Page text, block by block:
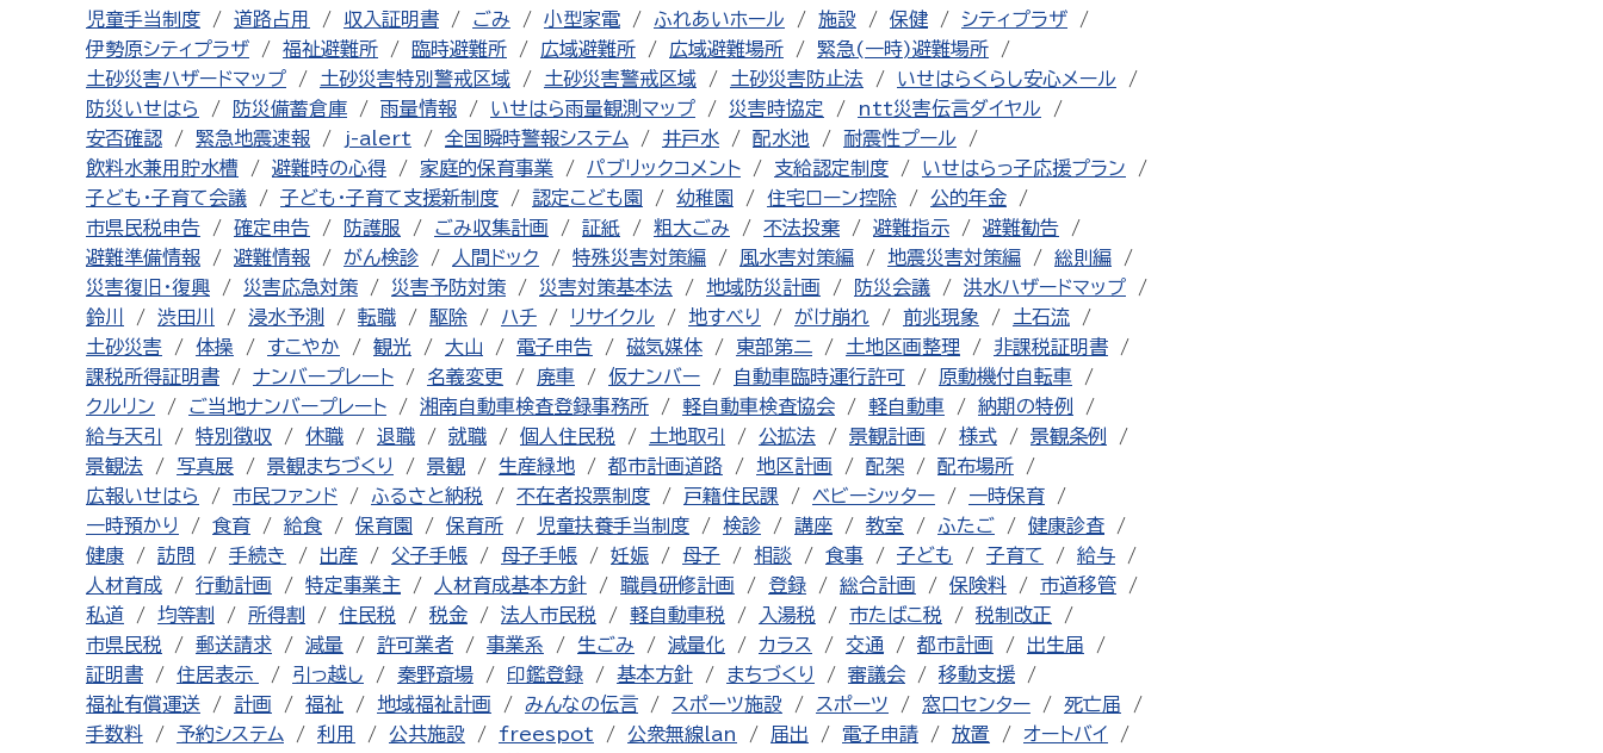
児童手当制度
道路占用 収入証明書 ごみ 小型家電 ふれあいホール 施設 保健
シティプラザ
伊勢原シティプラザ
福祉避難所 臨時避難所 広域避難所 広域避難場所
緊急(一時)避難場所
土砂災害ハザードマップ
土砂災害特別警戒区域 土砂災害警戒区域 土砂災害防止法
いせはらくらし安心メール
防災いせはら
防災備蓄倉庫 雨量情報 いせはら雨量観測マップ 災害時協定
ntt災害伝言ダイヤル
安否確認
緊急地震速報 j-alert 全国瞬時警報システム 井戸水 配水池
耐震性プール
飲料水兼用貯水槽
避難時の心得 家庭的保育事業 パブリックコメント 支給認定制度
いせはらっ子応援プラン
子ども・子育て会議
子ども・子育て支援新制度 認定こども園 幼稚園 住宅ローン控除
公的年金
市県民税申告
確定申告 防護服 ごみ収集計画 証紙 粗大ごみ 不法投棄 避難指示
避難勧告
避難準備情報
避難情報 がん検診 人間ドック 特殊災害対策編 風水害対策編 地震災害対策編
総則編
災害復旧・復興
災害応急対策 災害予防対策 災害対策基本法 地域防災計画 防災会議
洪水ハザードマップ
鈴川
渋田川 浸水予測 転職 駆除 ハチ リサイクル 地すべり がけ崩れ 前兆現象
土石流
土砂災害
体操 すこやか 観光 大山 電子申告 磁気媒体 東部第二 土地区画整理
非課税証明書
課税所得証明書
ナンバープレート 名義変更 廃車 仮ナンバー 自動車臨時運行許可
原動機付自転車
クルリン
ご当地ナンバープレート 湘南自動車検査登録事務所 軽自動車検査協会 軽自動車
納期の特例
給与天引
特別徴収 休職 退職 就職 個人住民税 土地取引 公拡法 景観計画 様式
景観条例
景観法
写真展 景観まちづくり 景観 生産緑地 都市計画道路 地区計画 配架
配布場所
広報いせはら
市民ファンド ふるさと納税 不在者投票制度 戸籍住民課 ベビーシッター
一時保育
一時預かり
食育 給食 保育園 保育所 児童扶養手当制度 検診 講座 教室 ふたご
健康診査
健康
訪問 手続き 出産 父子手帳 母子手帳 妊娠 母子 相談 食事 子ども 子育て
給与
人材育成
行動計画 特定事業主 人材育成基本方針 職員研修計画 登録 総合計画 保険料
市道移管
私道
均等割 所得割 住民税 税金 法人市民税 軽自動車税 入湯税 市たばこ税
税制改正
市県民税
郵送請求 減量 許可業者 事業系 生ごみ 減量化 カラス 交通 都市計画
出生届
証明書
住居表示 引っ越し 秦野斎場 印鑑登録 基本方針 まちづくり 審議会
移動支援
福祉有償運送
計画 福祉 地域福祉計画 みんなの伝言 スポーツ施設 スポーツ 窓口センター
死亡届
手数料
予約システム 利用 公共施設 freespot 公衆無線lan 届出 電子申請 放置
オートバイ